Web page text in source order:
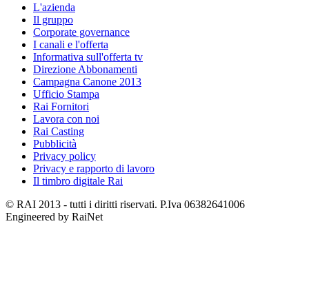
L'azienda
Il gruppo
Corporate governance
I canali e l'offerta
Informativa sull'offerta tv
Direzione Abbonamenti
Campagna Canone 2013
Ufficio Stampa
Rai Fornitori
Lavora con noi
Rai Casting
Pubblicità
Privacy policy
Privacy e rapporto di lavoro
Il timbro digitale Rai
© RAI 2013 - tutti i diritti riservati. P.Iva 06382641006
Engineered by RaiNet